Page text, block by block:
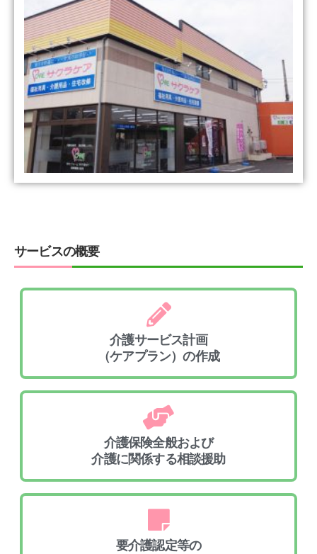
サービスの概要
介護サービス計画
（ケアプラン）の作成
介護保険全般および
介護に関係する相談援助
要介護認定等の